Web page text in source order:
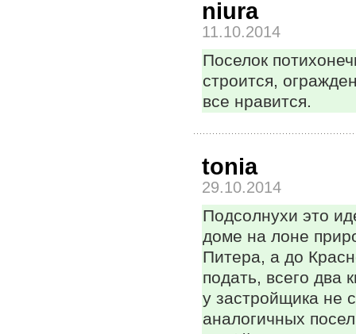
niura
11.10.2014
Поселок
строится,
все нравится.
tonia
29.10.2014
Подсолнухи это
доме на лоне
Питера, а до
подать, всего два
у застройщика не
аналогичных